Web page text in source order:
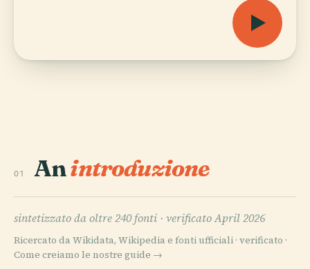
01 Anintroduzione
sintetizzato da oltre 240 fonti · verificato April 2026
Ricercato da Wikidata, Wikipedia e fonti ufficiali · verificato ·
Come creiamo le nostre guide →